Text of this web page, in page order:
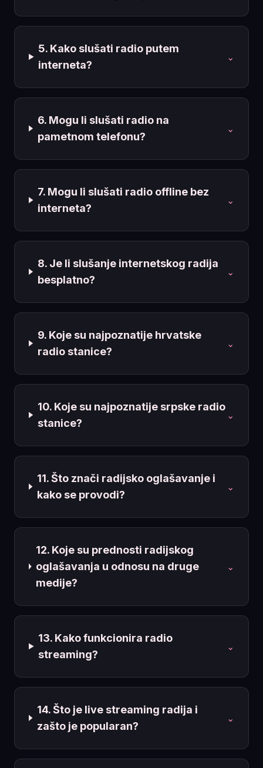
5. Kako slušati radio putem
interneta?
⌄
6. Mogu li slušati radio na
pametnom telefonu?
⌄
7. Mogu li slušati radio offline bez
interneta?
⌄
8. Je li slušanje internetskog radija
besplatno?
⌄
9. Koje su najpoznatije hrvatske
radio stanice?
⌄
10. Koje su najpoznatije srpske radio
stanice?
⌄
11. Što znači radijsko oglašavanje i
kako se provodi?
⌄
12. Koje su prednosti radijskog
oglašavanja u odnosu na druge
medije?
⌄
13. Kako funkcionira radio
streaming?
⌄
14. Što je live streaming radija i
zašto je popularan?
⌄